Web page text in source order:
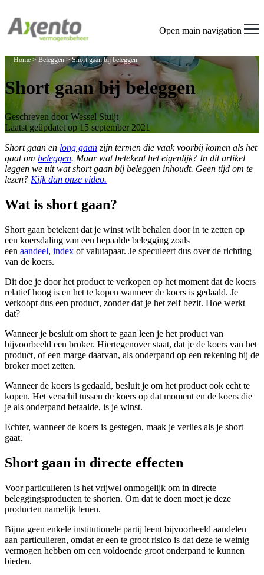
All
Accessibility
screen
reader.
To
the
All
One
Accessibility
screen
reader,
"Ctrl
+
This
shortcut
activates
the
reader
to
help
you
navigate
and
interact
with
the
content.
Open main navigation
Home> Beleggen >Short gaan bij beleggen
Short gaan bij beleggen
Geschreven door Wessel Stuijt
Laatst geüpdatet op 15 september 2021
Short gaan en long gaan zijn termen die vaak voorbij komen als het
gaat om beleggen. Maar wat betekent het eigenlijk? In dit artikel
leggen we uit wat short gaan bij beleggen inhoudt. Geen tijd om te
lezen? Kijk dan onze video.
Wat is short gaan?
Short gaan betekent dat je winst wilt behalen door in te zetten op
een koersdaling van een bepaalde belegging zoals
een aandeel, index of valutapaar. Je speculeert dus over de richting
van de koers.
Dit doe je door het product te verkopen op het moment dat de koers
relatief hoog is en het te kopen wanneer de koers is gedaald. Je
verkoopt dus een product, zonder dat je het zelf bezit. Hoe werkt
dat?
Wanneer je besluit om short te gaan leen je het product van
bijvoorbeeld een broker. Hiertegenover staat, dat je de koers van het
product, of een marge daarvan, als onderpand op een rekening bij de
broker moet zetten.
Wanneer de koers is gedaald, besluit je om het product ook echt te
kopen. Het verschil tussen de koers op dat moment en de koers die
je als onderpand betaalde, is je winst.
Echter, wanneer de koers is gestegen, maak je verlies als je short
gaat.
Short gaan in directe effecten
Voor particulieren is het vrijwel onmogelijk om in directe
beleggingsproducten te shorten. Om dat te doen moet je deze
producten namelijk lenen.
Bijna geen enkele institutionele partij leent bijvoorbeeld aandelen
aan particulieren, omdat er een te groot risico is dat deze te weinig
vermogen hebben om een voldoende groot onderpand te kunnen
bieden.